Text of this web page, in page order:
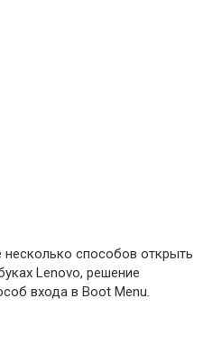
несколько способов открыть
Lenovo, решение
входа в Boot Menu.